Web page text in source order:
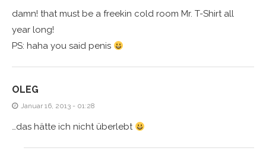
damn! that must be a freekin cold room Mr. T-Shirt all
year long!
PS: haha you said penis
OLEG
Januar 16, 2013 - 01:28
…das hätte ich nicht überlebt